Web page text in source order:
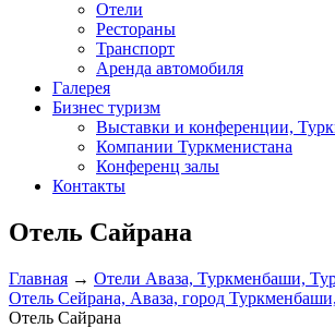
Отели
Рестораны
Транспорт
Аренда автомобиля
Галерея
Бизнес туризм
Выставки и конференции,
Компании Туркменистана
Конференц залы
Контакты
Отель Сайрана
Главная → Отели Аваза, Туркменбаши,
Отель Сейрана, Аваза, город
Отель Сайрана